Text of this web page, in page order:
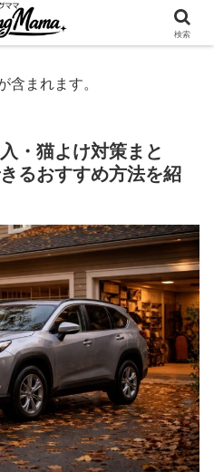
場を貸してゆとりget🍵
含まれます。
・猫よけ対策まと
るおすすめ方法を紹
検索